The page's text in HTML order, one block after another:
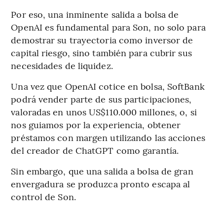
Por eso, una inminente salida a bolsa de
OpenAI es fundamental para Son, no solo para
demostrar su trayectoria como inversor de
capital riesgo, sino también para cubrir sus
necesidades de liquidez.
Una vez que OpenAI cotice en bolsa, SoftBank
podrá vender parte de sus participaciones,
valoradas en unos US$110.000 millones, o, si
nos guiamos por la experiencia, obtener
préstamos con margen utilizando las acciones
del creador de ChatGPT como garantía.
Sin embargo, que una salida a bolsa de gran
envergadura se produzca pronto escapa al
control de Son.